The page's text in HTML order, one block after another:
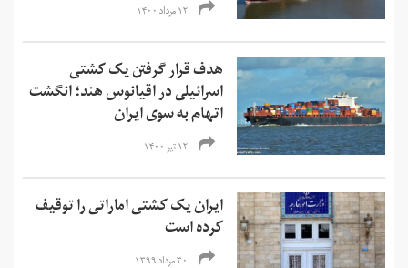
۱۲ مرداد ۱۴۰۰
هدف قرار گرفتن یک کشتی
اسرائیلی در اقیانوس هند؛ انگشت
اتهام به سوی ایران
۱۲ تیر ۱۴۰۰
ایران یک کشتی اماراتی را توقیف
کرده است
۳۰ مرداد ۱۳۹۹